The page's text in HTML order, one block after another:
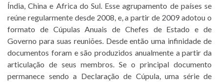
Índia, China e Africa do Sul. Esse agrupamento de países se
reúne regularmente desde 2008, e, a partir de 2009 adotou o
formato de Cúpulas Anuais de Chefes de Estado e de
Governo para suas reuniões. Desde então uma infinidade de
documentos foram e são produzidos anualmente a partir da
articulação de seus membros. Se o principal documento
permanece sendo a Declaração de Cúpula, uma série de